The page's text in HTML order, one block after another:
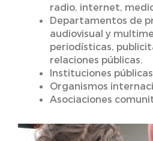
radio, internet,
Departamentos de
audiovisual y
periodísticas,
relaciones públicas.
Instituciones
Organismos
Asociaciones